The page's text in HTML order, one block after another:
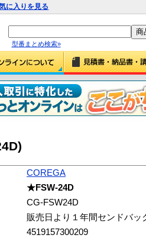
に入りを見る
型番まとめ検索»
COREGA
★FSW-24D
CG-FSW24D
販売日より１年間センドバッ
4519157300209